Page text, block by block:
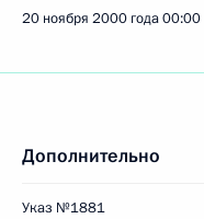
20 ноября 2000 года00:00
Дополнительно
Указ №1881